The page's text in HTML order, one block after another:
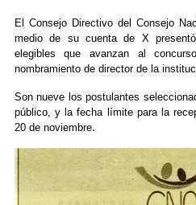
El Consejo Directivo del Consejo
medio de su cuenta de X
elegibles que avanzan al
nombramiento de director de la
Son nueve los postulantes
público, y la fecha límite para la
20 de noviembre.